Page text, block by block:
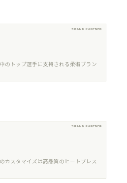
のトップ選手に支持される柔術ブラン
カスタマイズは高品質のヒートプレス